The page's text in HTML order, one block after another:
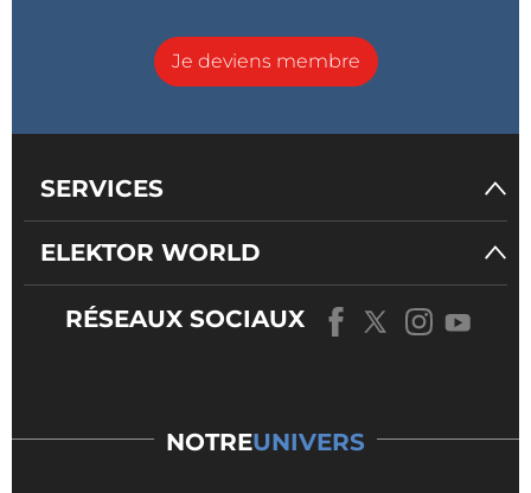
Je deviens membre
SERVICES
ELEKTOR WORLD
RÉSEAUX SOCIAUX
NOTREUNIVERS